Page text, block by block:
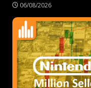
06/08/2026